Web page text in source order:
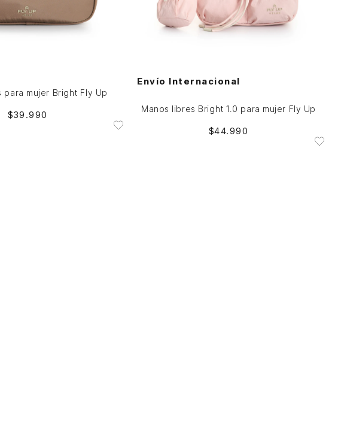
para mujer Bright Fly Up
$39 .990
Envío Internacional
Manos libres Bright 1.0 para mujer Fly Up
$44.990